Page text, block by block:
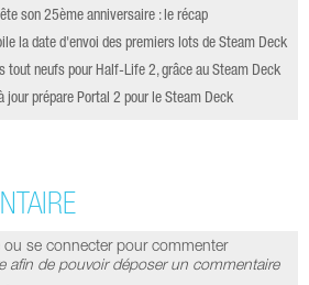
son 25ème anniversaire : le récap
la date d'envoi des premiers lots de Steam Deck
tout neufs pour Half-Life 2, grâce au Steam Deck
jour prépare Portal 2 pour le Steam Deck
ou se connecter pour commenter
afin de pouvoir déposer un commentaire